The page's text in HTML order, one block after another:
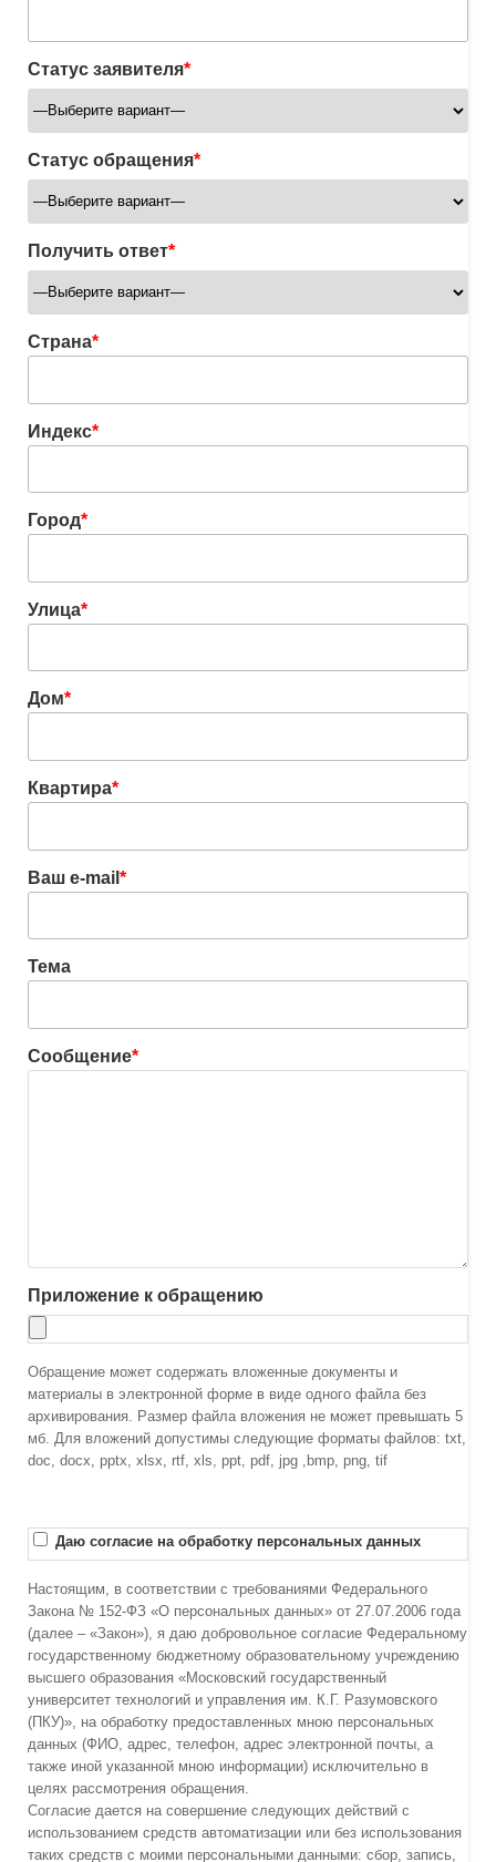
Статус заявителя*
Статус обращения*
Получить ответ*
Страна*
Индекс*
Город*
Улица*
Дом*
Квартира*
Ваш e-mail *
Тема
Сообщение*
Приложение к обращению
Обращение может содержать вложенные документы и
материалы в электронной форме в виде одного файла без
архивирования. Размер файла вложения не может превышать 5
мб. Для вложений допустимы следующие форматы файлов: txt,
doc, docx, pptx, xlsx, rtf, xls, ppt, pdf, jpg ,bmp, png, tif
Даю согласие на обработку персональных данных
Настоящим, в соответствии с требованиями Федерального
Закона № 152-ФЗ «О персональных данных» от 27.07.2006 года
(далее – «Закон»), я даю добровольное согласие Федеральному
государственному бюджетному образовательному учреждению
высшего образования «Московский государственный
университет технологий и управления им. К.Г. Разумовского
(ПКУ)», на обработку предоставленных мною персональных
данных (ФИО, адрес, телефон, адрес электронной почты, а
также иной указанной мною информации) исключительно в
целях рассмотрения обращения.
Согласие дается на совершение следующих действий с
использованием средств автоматизации или без использования
таких средств с моими персональными данными: сбор, запись,